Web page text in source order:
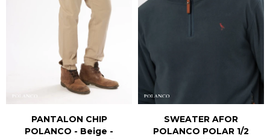
PANTALON CHIP
POLANCO - Beige -
SWEATER AFOR
POLANCO POLAR 1/2